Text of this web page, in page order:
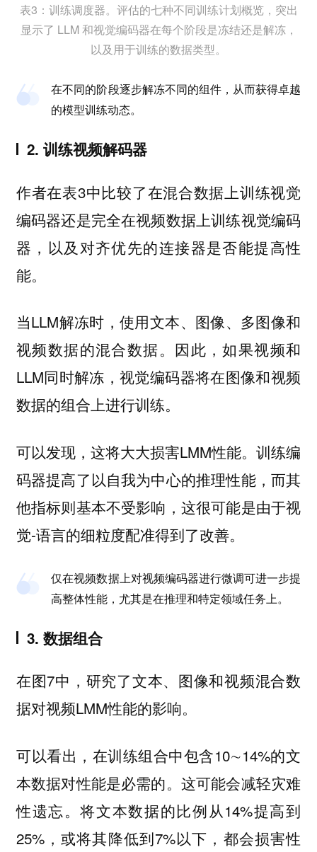
表3：训练调度器。评估的七种不同训练计划概览，突出
显示了 LLM 和视觉编码器在每个阶段是冻结还是解冻，
以及用于训练的数据类型。
在不同的阶段逐步解冻不同的组件，从而获得卓越
的模型训练动态。
2. 训练视频解码器
作者在表3中比较了在混合数据上训练视觉
编码器还是完全在视频数据上训练视觉编码
器，以及对齐优先的连接器是否能提高性
能。
当LLM解冻时，使用文本、图像、多图像和
视频数据的混合数据。因此，如果视频和
LLM同时解冻，视觉编码器将在图像和视频
数据的组合上进行训练。
可以发现，这将大大损害LMM性能。训练编
码器提高了以自我为中心的推理性能，而其
他指标则基本不受影响，这很可能是由于视
觉-语言的细粒度配准得到了改善。
仅在视频数据上对视频编码器进行微调可进一步提
高整体性能，尤其是在推理和特定领域任务上。
3. 数据组合
在图7中，研究了文本、图像和视频混合数
据对视频LMM性能的影响。
可以看出，在训练组合中包含10∼14%的文
本数据对性能是必需的。这可能会减轻灾难
性遗忘。将文本数据的比例从14%提高到
25%，或将其降低到7%以下，都会损害性